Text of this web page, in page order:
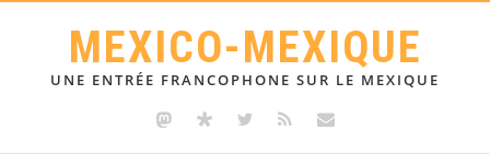
MEXICO-MEXIQUE
UNE ENTRÉE FRANCOPHONE SUR LE MEXIQUE